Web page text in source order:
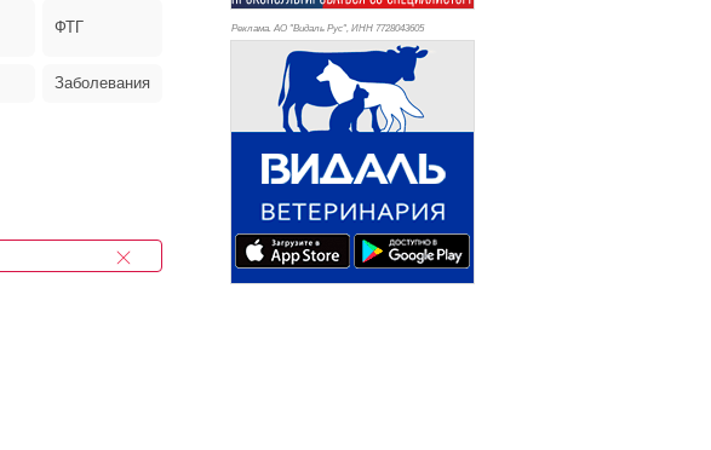
ФТГ
Заболевания
Реклама. АО "Видаль Рус", ИНН 7728043605